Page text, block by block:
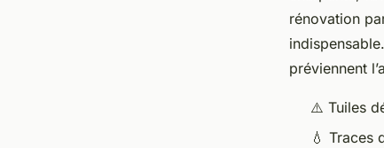
rénovation
préviennent
⚠️ Tuiles
💧 Traces